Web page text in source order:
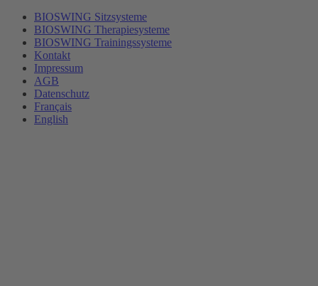
BIOSWING Sitzsysteme
BIOSWING Therapiesysteme
BIOSWING Trainingssysteme
Kontakt
Impressum
AGB
Datenschutz
Français
English